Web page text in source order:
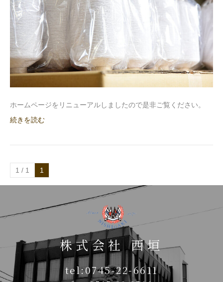
ホームページをリニューアルしましたので是非ご覧ください。
続きを読む
1 / 1 1
株式会社 西垣
tel:0745-22-6611